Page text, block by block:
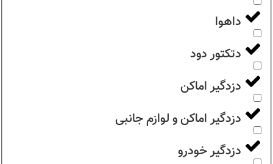
داهوا
دتکتور دود
دزدگیر اماکن
دزدگیر اماکن و لوازم جانبی
دزدگیر خودرو